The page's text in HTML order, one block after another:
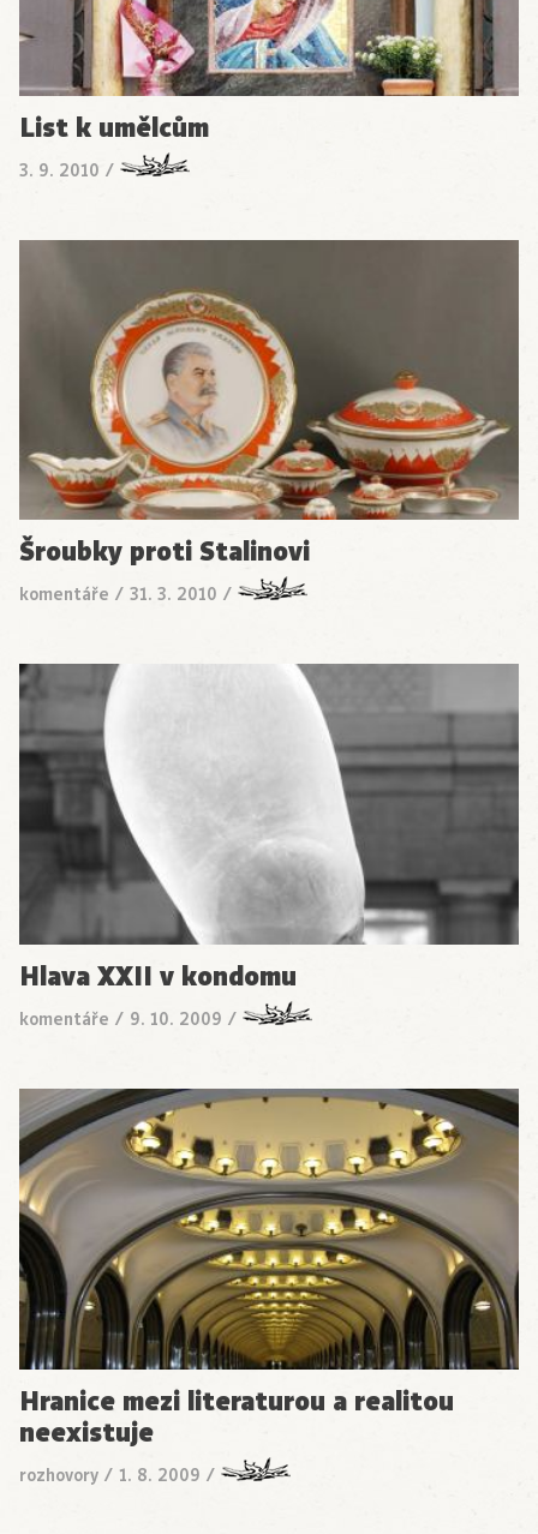
List k umělcům
3. 9. 2010 /
Šroubky proti Stalinovi
komentáře / 31. 3. 2010 /
Hlava XXII v kondomu
komentáře / 9. 10. 2009 /
Hranice mezi literaturou a realitou
neexistuje
rozhovory / 1. 8. 2009 /